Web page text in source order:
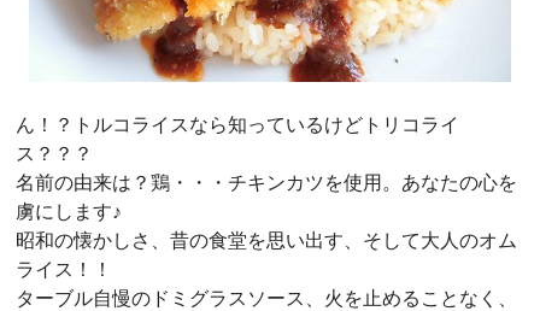
ん！？トルコライスなら知っているけどトリコライ
ス？？？
名前の由来は？鶏・・・チキンカツを使用。あなたの心を
虜にします♪
昭和の懐かしさ、昔の食堂を思い出す、そして大人のオム
ライス！！
ターブル自慢のドミグラスソース、火を止めることなく、